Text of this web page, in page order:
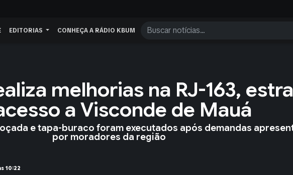
EDITORIAS CONHEÇA A RÁDIO KBUM
melhorias na RJ-163,
a Visconde de Mauá
e tapa-buraco foram executados após demandas
por moradores da região
10:22